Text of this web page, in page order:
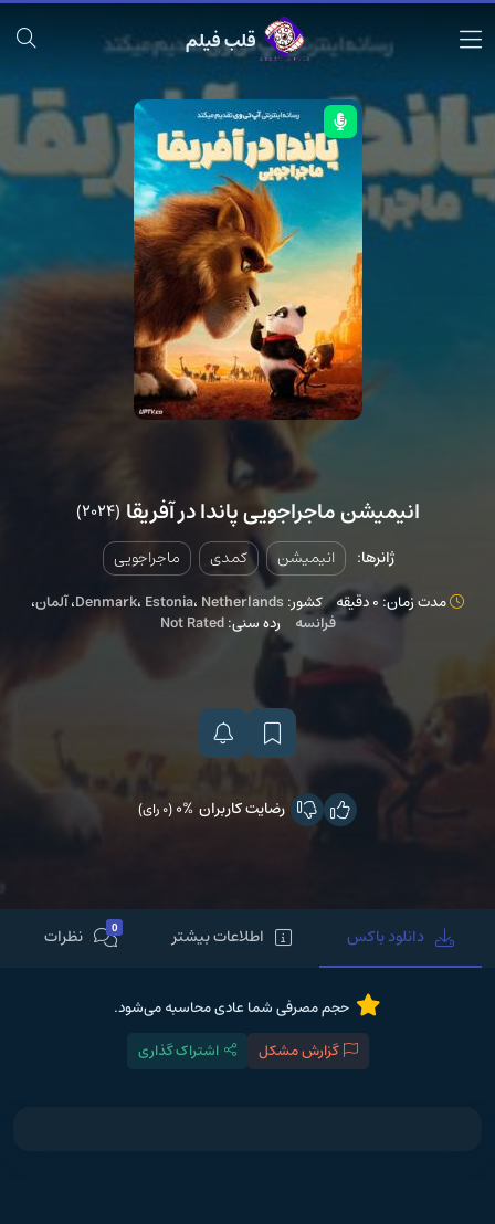
قلب فیلم
انیمیشن ماجراجویی پاندا در آفریقا (2024)
ژانرها:
انیمیشن کمدی ماجراجویی
مدت زمان: 0 دقیقه کشور: Denmark، Estonia، Netherlands ،آلمان،
فرانسه
رده سنی:Not Rated
رضایت کاربران 0%(0 رای)
دانلود باکس اطلاعات بیشتر 0 نظرات
حجم مصرفی شما عادی محاسبه می‌شود.
گزارش مشکل
اشتراک گذاری